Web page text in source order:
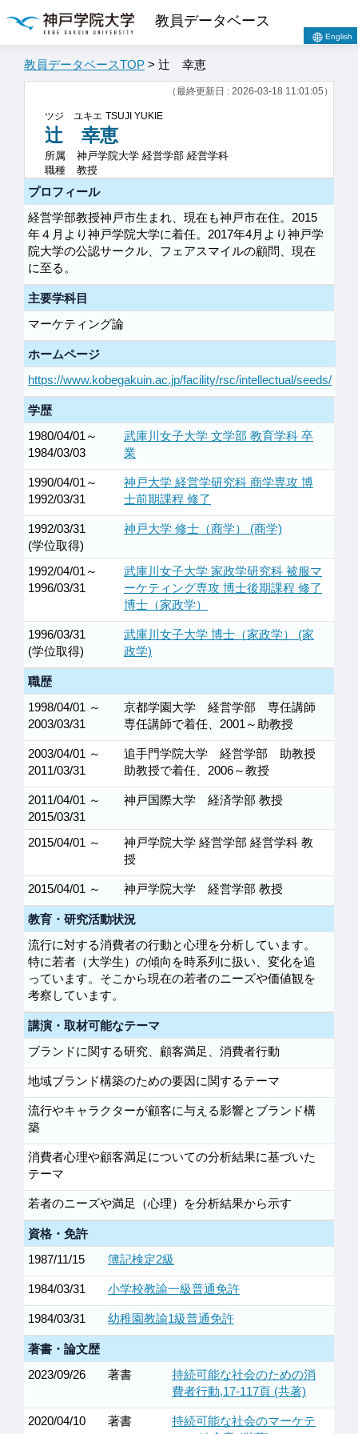
教員データベース
English
教員データベースTOP > 辻 幸恵
（最終更新日 : 2026-03-18 11:01:05）
ツジ ユキエ TSUJI YUKIE
辻 幸恵
所属
神戸学院大学 経営学部 経営学科
職種
教授
プロフィール
経営学部教授神戸市生まれ、現在も神戸市在住。2015
年４月より神戸学院大学に着任。2017年4月より神戸学
院大学の公認サークル、フェアスマイルの顧問、現在
に至る。
主要学科目
マーケティング論
ホームページ
https://www.kobegakuin.ac.jp/facility/rsc/intellectual/seeds/
学歴
1980/04/01～
1984/03/03
武庫川女子大学 文学部 教育学科 卒
業
1990/04/01～
1992/03/31
神戸大学 経営学研究科 商学専攻 博
士前期課程 修了
1992/03/31
(学位取得)
神戸大学 修士（商学） (商学)
1992/04/01～
1996/03/31
武庫川女子大学 家政学研究科 被服マ
ーケティング専攻 博士後期課程 修了
博士（家政学）
1996/03/31
(学位取得)
武庫川女子大学 博士（家政学） (家
政学)
職歴
1998/04/01 ～
2003/03/31
京都学園大学 経営学部 専任講師
専任講師で着任、2001～助教授
2003/04/01 ～
2011/03/31
追手門学院大学 経営学部 助教授
助教授で着任、2006～教授
2011/04/01 ～
2015/03/31
神戸国際大学 経済学部 教授
2015/04/01 ～
神戸学院大学 経営学部 経営学科 教
授
2015/04/01 ～ 神戸学院大学 経営学部 教授
教育・研究活動状況
流行に対する消費者の行動と心理を分析しています。
特に若者（大学生）の傾向を時系列に扱い、変化を追
っています。そこから現在の若者のニーズや価値観を
考察しています。
講演・取材可能なテーマ
ブランドに関する研究、顧客満足、消費者行動
地域ブランド構築のための要因に関するテーマ
流行やキャラクターが顧客に与える影響とブランド構
築
消費者心理や顧客満足についての分析結果に基づいた
テーマ
若者のニーズや満足（心理）を分析結果から示す
資格・免許
1987/11/15
簿記検定2級
1984/03/31 小学校教諭一級普通免許
1984/03/31 幼稚園教諭1級普通免許
著書・論文歴
2023/09/26
著書
持続可能な社会のための消
費者行動,17-117頁 (共著)
2020/04/10 著書
持続可能な社会のマーケテ